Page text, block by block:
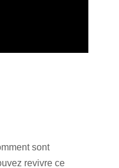
sont
revivre ce